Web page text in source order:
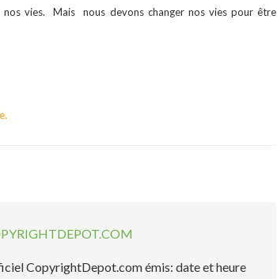
vies. Mais nous devons changer nos vies pour être
CopyrightDepot.com émis: date et heure